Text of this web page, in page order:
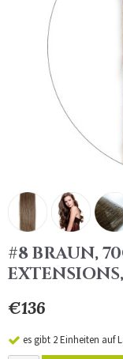
#8 BRAUN,
€136
es gibt 2 Einheiten auf